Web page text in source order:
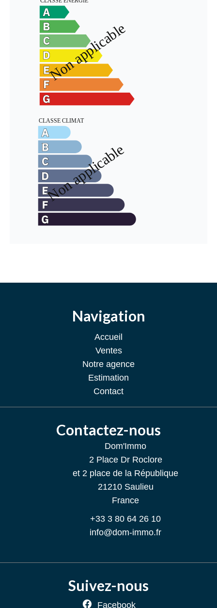
Navigation
Accueil
Ventes
Notre agence
Estimation
Contact
Contactez-nous
Dom'Immo
2 Place Dr Roclore
et 2 place de la République
21210Saulieu
France
+33 3 80 64 26 10
info@dom-immo.fr
Suivez-nous
Facebook